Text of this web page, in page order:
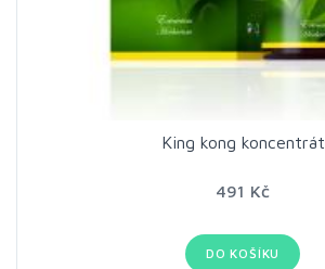
King kong koncentrát
491 Kč
DO KOŠÍKU